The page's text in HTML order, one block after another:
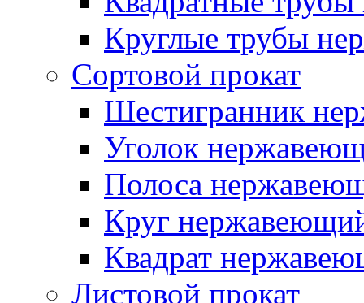
Круглые трубы
Сортовой прокат
Шестигранник
Уголок
Полоса
Круг
Квадрат
Листовой прокат